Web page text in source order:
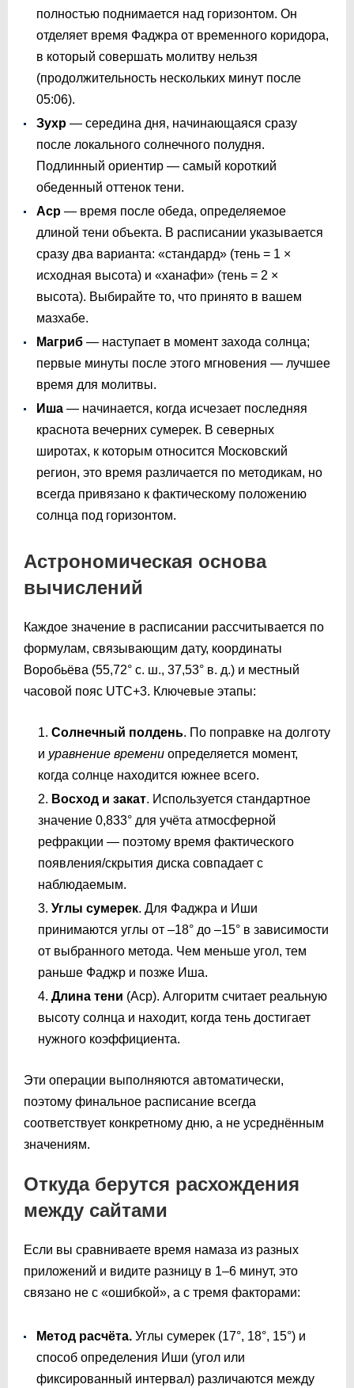
полностью поднимается над горизонтом. Он
отделяет время Фаджра от временного коридора,
в который совершать молитву нельзя
(продолжительность нескольких минут после
05:06).
Зухр — середина дня, начинающаяся сразу
после локального солнечного полудня.
Подлинный ориентир — самый короткий
обеденный оттенок тени.
Аср — время после обеда, определяемое
длиной тени объекта. В расписании указывается
сразу два варианта: «стандард» (тень = 1 ×
исходная высота) и «ханафи» (тень = 2 ×
высота). Выбирайте то, что принято в вашем
мазхабе.
Магриб — наступает в момент захода солнца;
первые минуты после этого мгновения — лучшее
время для молитвы.
Иша — начинается, когда исчезает последняя
краснота вечерних сумерек. В северных
широтах, к которым относится Московский
регион, это время различается по методикам, но
всегда привязано к фактическому положению
солнца под горизонтом.
Астрономическая основа
вычислений
Каждое значение в расписании рассчитывается по
формулам, связывающим дату, координаты
Воробьёва (55,72° с. ш., 37,53° в. д.) и местный
часовой пояс UTC+3. Ключевые этапы:
Солнечный полдень. По поправке на долготу
и уравнение времени определяется момент,
когда солнце находится южнее всего.
Восход и закат. Используется стандартное
значение 0,833° для учёта атмосферной
рефракции — поэтому время фактического
появления/скрытия диска совпадает с
наблюдаемым.
Углы сумерек. Для Фаджра и Иши
принимаются углы от –18° до –15° в зависимости
от выбранного метода. Чем меньше угол, тем
раньше Фаджр и позже Иша.
Длина тени (Аср). Алгоритм считает реальную
высоту солнца и находит, когда тень достигает
нужного коэффициента.
Эти операции выполняются автоматически,
поэтому финальное расписание всегда
соответствует конкретному дню, а не усреднённым
значениям.
Откуда берутся расхождения
между сайтами
Если вы сравниваете время намаза из разных
приложений и видите разницу в 1–6 минут, это
связано не с «ошибкой», а с тремя факторами:
Метод расчёта. Углы сумерек (17°, 18°, 15°) и
способ определения Иши (угол или
фиксированный интервал) различаются между